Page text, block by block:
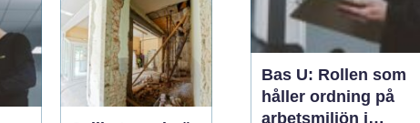
Bas U: Rollen som
håller ordning på
arbetsmiljön i